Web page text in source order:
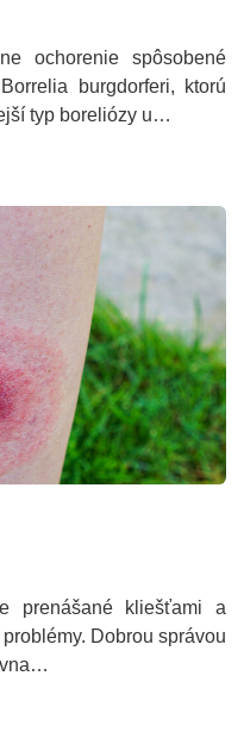
ochorenie spôsobené
burgdorferi, ktorú
typ boreliózy u…
prenášané kliešťami a
Dobrou správou